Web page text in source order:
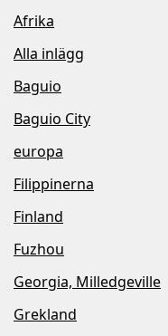
Afrika
Alla inlägg
Baguio
Baguio City
europa
Filippinerna
Finland
Fuzhou
Georgia, Milledgeville
Grekland